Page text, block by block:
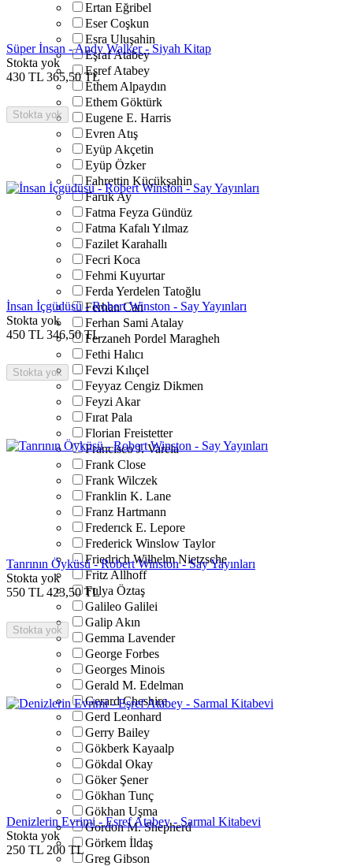
Ertan Eğribel
Eser Coşkun
Esra Uluşahin
Eşraf Atabey
Eşref Atabey
Ethem Alpaydın
Ethem Göktürk
Eugene E. Harris
Evren Atış
Eyüp Akçetin
Eyüp Özker
Fahrettin Küçükşahin
Faruk Ay
Fatma Feyza Gündüz
Fatma Kafalı Yılmaz
Fazilet Karahallı
Fecri Koca
Fehmi Kuyurtar
Ferda Yerdelen Tatoğlu
Ferhan Can
Ferhan Sami Atalay
Ferzaneh Pordel Maragheh
Fethi Halıcı
Fevzi Kılıçel
Feyyaz Cengiz Dikmen
Feyzi Akar
Fırat Pala
Florian Freistetter
Francisco J. Varela
Frank Close
Frank Wilczek
Franklin K. Lane
Franz Hartmann
Frederıck E. Lepore
Frederick Winslow Taylor
Friedrich Wilhelm Nietzsche
Fritz Allhoff
Fulya Öztaş
Galileo Galilei
Galip Akın
Gemma Lavender
George Forbes
Georges Minois
Gerald M. Edelman
Gerard Cheshire
Gerd Leonhard
Gerry Bailey
Gökberk Kayaalp
Gökdal Okay
Göker Şener
Gökhan Tunç
Gökhan Uşma
Gordon M. Shepherd
Görkem İldaş
Greg Gibson
Süper İnsan - Andy Walker - Siyah Kitap
Stokta yok
430 TL 365,50 TL
Stokta yok
İnsan İçgüdüsü - Robert Winston - Say Yayınları
Stokta yok
450 TL 346,50 TL
Stokta yok
Tanrının Öyküsü - Robert Winston - Say Yayınları
Stokta yok
550 TL 423,50 TL
Stokta yok
Denizlerin Evrimi - Eşref Atabey - Sarmal Kitabevi
Stokta yok
250 TL 200 TL